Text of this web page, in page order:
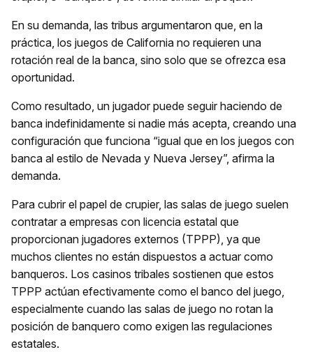
En su demanda, las tribus argumentaron que, en la
práctica, los juegos de California no requieren una
rotación real de la banca, sino solo que se ofrezca esa
oportunidad.
Como resultado, un jugador puede seguir haciendo de
banca indefinidamente si nadie más acepta, creando una
configuración que funciona “igual que en los juegos con
banca al estilo de Nevada y Nueva Jersey”, afirma la
demanda.
Para cubrir el papel de crupier, las salas de juego suelen
contratar a empresas con licencia estatal que
proporcionan jugadores externos (TPPP), ya que
muchos clientes no están dispuestos a actuar como
banqueros. Los casinos tribales sostienen que estos
TPPP actúan efectivamente como el banco del juego,
especialmente cuando las salas de juego no rotan la
posición de banquero como exigen las regulaciones
estatales.